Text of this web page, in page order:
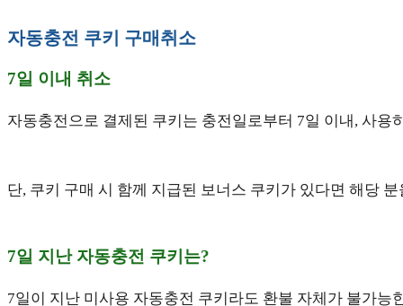
자동충전 쿠키 구매취소
7일 이내 취소
자동충전으로 결제된 쿠키는 충전일로부터 7일 이내, 사
단, 쿠키 구매 시 함께 지급된 보너스 쿠키가 있다면 해당
7일 지난 자동충전 쿠키는?
7일이 지난 미사용 자동충전 쿠키라도 환불 자체가 불가